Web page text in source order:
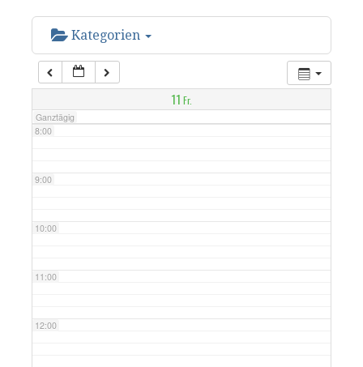
Kategorien
11 Fr.
Ganztägig
6:00
7:00
8:00
9:00
10:00
11:00
12:00